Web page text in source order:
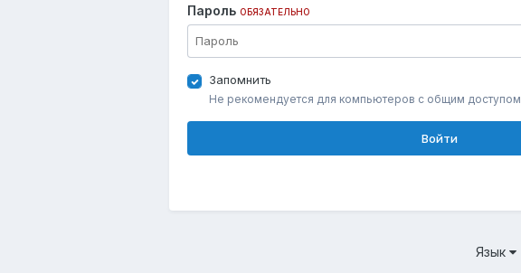
Пароль ОБЯЗАТЕЛЬНО
Запомнить
Не рекомендуется для компьютеров с общим доступом
Войти
Язык